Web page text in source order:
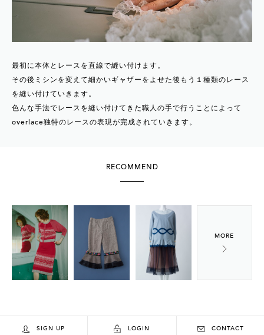
最初に本体とレースを直線で縫い付けます。
その後ミシンを変えて細かいギャザーをよせた後もう１種類のレース
を縫い付けていきます。
色んな手法でレースを縫い付けてきた職人の手で行うことによって
overlace独特のレースの表現が完成されていきます。
RECOMMEND
SIGN UP LOGIN CONTACT